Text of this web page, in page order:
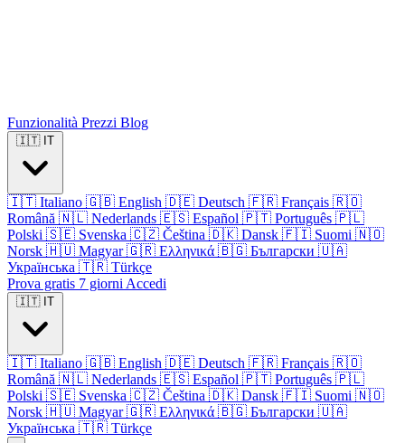
Funzionalità Prezzi Blog
🇮🇹 IT
🇮🇹 Italiano 🇬🇧 English 🇩🇪 Deutsch 🇫🇷 Français 🇷🇴
Română 🇳🇱 Nederlands 🇪🇸 Español 🇵🇹 Português 🇵🇱
Polski 🇸🇪 Svenska 🇨🇿 Čeština 🇩🇰 Dansk 🇫🇮 Suomi 🇳🇴
Norsk 🇭🇺 Magyar 🇬🇷 Ελληνικά 🇧🇬 Български 🇺🇦
Українська 🇹🇷 Türkçe
Prova gratis 7 giorni Accedi
🇮🇹 IT
🇮🇹 Italiano 🇬🇧 English 🇩🇪 Deutsch 🇫🇷 Français 🇷🇴
Română 🇳🇱 Nederlands 🇪🇸 Español 🇵🇹 Português 🇵🇱
Polski 🇸🇪 Svenska 🇨🇿 Čeština 🇩🇰 Dansk 🇫🇮 Suomi 🇳🇴
Norsk 🇭🇺 Magyar 🇬🇷 Ελληνικά 🇧🇬 Български 🇺🇦
Українська 🇹🇷 Türkçe